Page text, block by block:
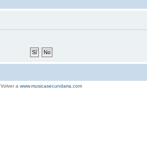
Volver a www.musicasecundaria.com